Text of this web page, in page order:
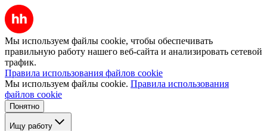
Мы используем файлы cookie, чтобы обеспечивать
правильную работу нашего веб-сайта и анализировать сетевой
трафик.
Правила использования файлов cookie
Мы используем файлы cookie. Правила использования
файлов cookie
Понятно
Ищу работу